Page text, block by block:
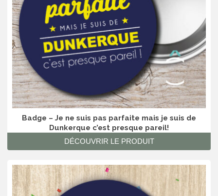
Badge – Je ne suis pas parfaite mais je suis de
Dunkerque c’est presque pareil!
DÉCOUVRIR LE PRODUIT